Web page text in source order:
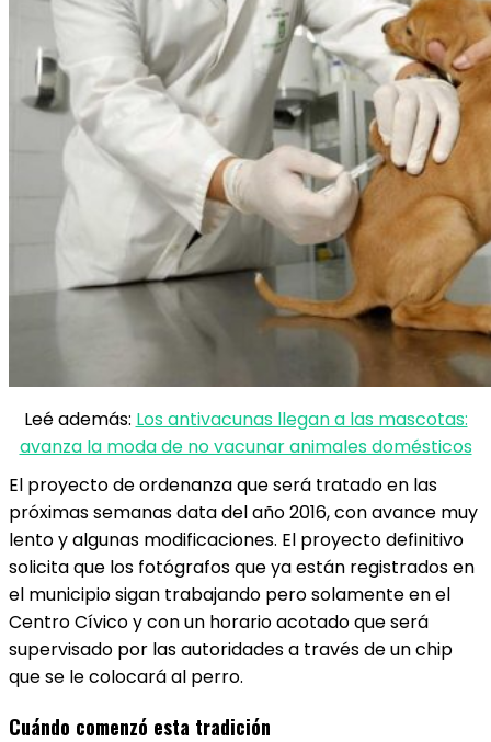
Leé además: Los antivacunas llegan a las mascotas:
avanza la moda de no vacunar animales domésticos
El proyecto de ordenanza que será tratado en las
próximas semanas data del año 2016, con avance muy
lento y algunas modificaciones. El proyecto definitivo
solicita que los fotógrafos que ya están registrados en
el municipio sigan trabajando pero solamente en el
Centro Cívico y con un horario acotado que será
supervisado por las autoridades a través de un chip
que se le colocará al perro.
Cuándo comenzó esta tradición